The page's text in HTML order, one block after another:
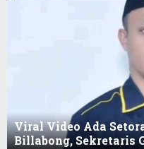
Viral Video Ada
Billabong, Sekretaris